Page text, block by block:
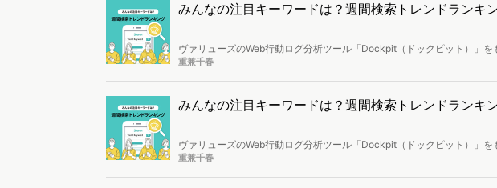
みんなの注目キーワードは？週間検索トレンドラン
ヴァリューズのWeb行動ログ分析ツール「Dockpit（ドックピット）」
し、トレンドになっているキーワードを取り上げます。
重兼千春
みんなの注目キーワードは？週間検索トレンドラン
ヴァリューズのWeb行動ログ分析ツール「Dockpit（ドックピット）」
し、トレンドになっているキーワードを取り上げます。
重兼千春